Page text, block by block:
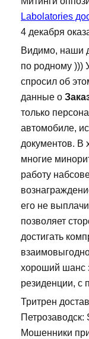
Labolatories
4 декабря
Видимо, наши
по родному )))
спросил об
данные о
только
автомобиле,
документов. В
многие
работу
его не
позволяет
достигать
хороший шанс
резиденции, с
Тритрен
Мошенники